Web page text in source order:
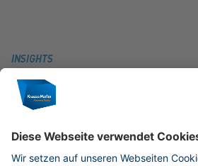
INSIGHTS
Frauen @KraussMaffei: Winnie
26.04.2023 | Ana Laura Vera